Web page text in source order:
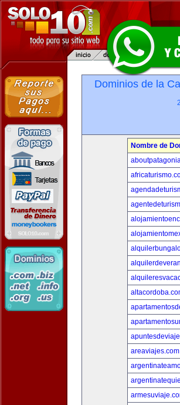
Dominios de la
Nombre de
areaviajes.com